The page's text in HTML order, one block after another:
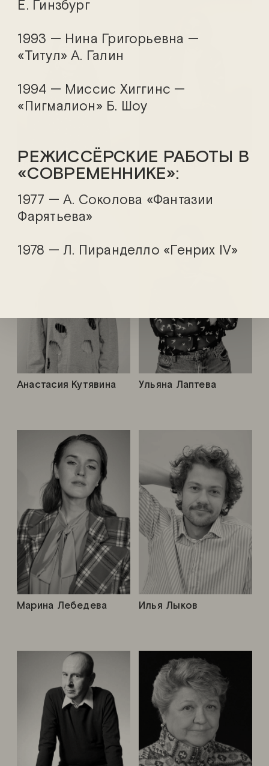
Людмила Крылова
Илья Лыков
Клавдия Коршунова
Марина Лебедева
Ульяна Лаптева
Анастасия Кутявина
Е. Гинзбург
1993 — Нина Григорьевна —
«Титул» А. Галин
1994 — Миссис Хиггинс —
«Пигмалион» Б. Шоу
РЕЖИССЁРСКИЕ РАБОТЫ В
«СОВРЕМЕННИКЕ»:
1977 — А. Соколова «Фантазии
Фарятьева»
1978 — Л. Пиранделло «Генрих IV»